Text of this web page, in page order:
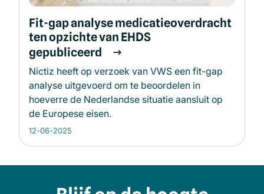
Fit-gap analyse medicatieoverdracht
ten opzichte van EHDS
gepubliceerd
Nictiz heeft op verzoek van VWS een fit-gap
analyse uitgevoerd om te beoordelen in
hoeverre de Nederlandse situatie aansluit op
de Europese eisen.
12-06-2025